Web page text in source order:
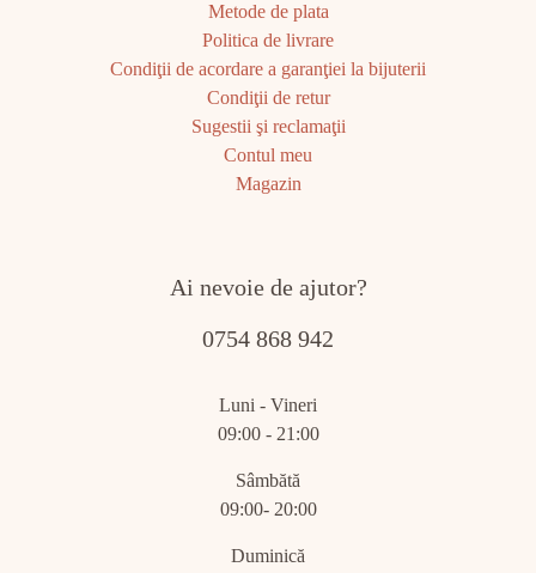
Metode de plata
Politica de livrare
Condiţii de acordare a garanţiei la bijuterii
Condiţii de retur
Sugestii şi reclamaţii
Contul meu
Magazin
Ai nevoie de ajutor?
0754 868 942
Luni - Vineri
09:00 - 21:00
Sâmbătă
09:00- 20:00
Duminică